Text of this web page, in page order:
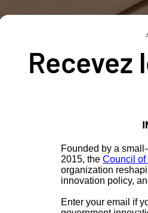
Recevez